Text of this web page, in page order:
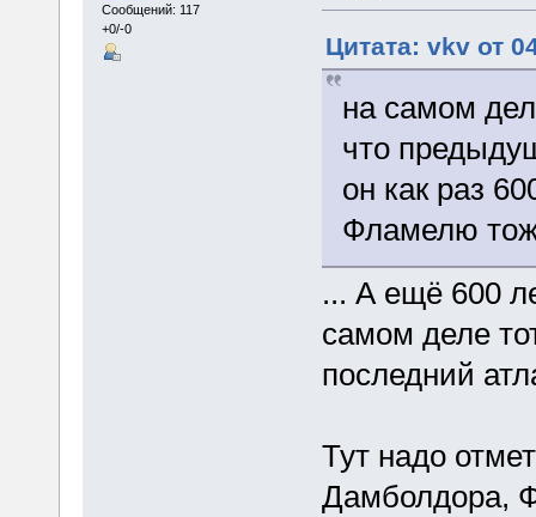
Сообщений: 117
+0/-0
Цитата: vkv от
на самом
что
он как раз
Фламелю
... А ещё 600
самом деле
последний
Тут надо
Дамболдора,